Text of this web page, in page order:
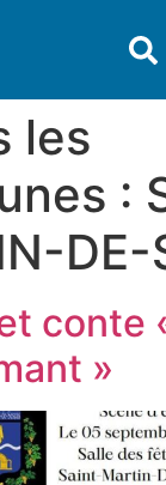
les
:
DE-
conte
»